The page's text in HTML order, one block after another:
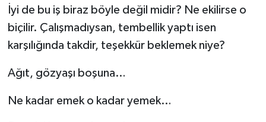
İyi de bu iş biraz böyle değil midir? Ne ekilirse o
biçilir. Çalışmadıysan, tembellik yaptı isen
karşılığında takdir, teşekkür beklemek niye?
Ağıt, gözyaşı boşuna…
Ne kadar emek o kadar yemek…